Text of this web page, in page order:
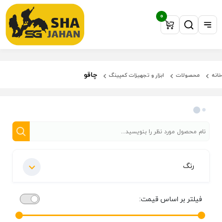
0
خانه محصولات ابزار و تجهیزات کمپینگ چاقو
رنگ
فیلتر بر اساس قیمت: